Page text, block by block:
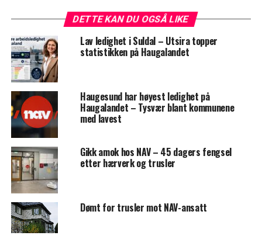
DETTE KAN DU OGSÅ LIKE
Lav ledighet i Suldal – Utsira topper
statistikken på Haugalandet
Haugesund har høyest ledighet på
Haugalandet – Tysvær blant kommunene
med lavest
Gikk amok hos NAV – 45 dagers fengsel
etter hærverk og trusler
Dømt for trusler mot NAV-ansatt